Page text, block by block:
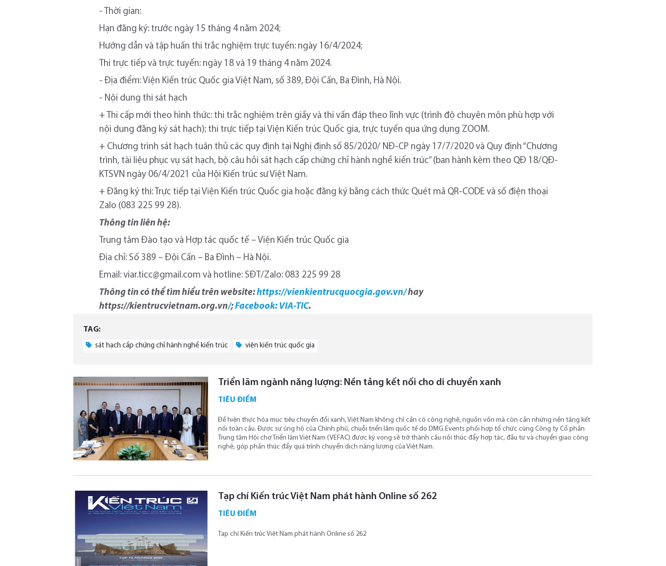
- Thời gian:
Hạn đăng ký: trước ngày 15 tháng 4 năm 2024;
Hướng dẫn và tập huấn thi trắc nghiệm trực tuyến: ngày 16/4/2024;
Thi trực tiếp và trực tuyến: ngày 18 và 19 tháng 4 năm 2024.
- Địa điểm: Viện Kiến trúc Quốc gia Việt Nam, số 389, Đội Cấn, Ba Đình, Hà Nội.
- Nội dung thi sát hạch
+ Thi cấp mới theo hình thức: thi trắc nghiệm trên giấy và thi vấn đáp theo lĩnh vực (trình độ chuyên môn phù hợp với
nội dung đăng ký sát hạch); thi trực tiếp tại Viện Kiến trúc Quốc gia, trực tuyến qua ứng dụng ZOOM.
+ Chương trình sát hạch tuân thủ các quy định tại Nghị định số 85/2020/ NĐ-CP ngày 17/7/2020 và Quy định “Chương
trình, tài liệu phục vụ sát hạch, bộ câu hỏi sát hạch cấp chứng chỉ hành nghề kiến trúc” (ban hành kèm theo QĐ 18/QĐ-
KTSVN ngày 06/4/2021 của Hội Kiến trúc sư Việt Nam.
+ Đăng ký thi: Trực tiếp tại Viện Kiến trúc Quốc gia hoặc đăng ký bằng cách thức Quét mã QR-CODE và số điện thoại
Zalo (083 225 99 28).
Thông tin liên hệ:
Trung tâm Đào tạo và Hợp tác quốc tế – Viện Kiến trúc Quốc gia
Địa chỉ: Số 389 – Đội Cấn – Ba Đình – Hà Nội.
Email: viar.ticc@gmail.com và hotline: SĐT/Zalo: 083 225 99 28
Thông tin có thể tìm hiểu trên website:https://vienkientrucquocgia.gov.vn/hay
https://kientrucvietnam.org.vn/;Facebook: VIA-TIC.
TAG:
sát hạch cấp chứng chỉ hành nghề kiến trúc viện kiến trúc quốc gia
Triển lãm ngành năng lượng: Nền tảng kết nối cho di chuyển xanh
TIÊU ĐIỂM
Để hiện thực hóa mục tiêu chuyển đổi xanh, Việt Nam không chỉ cần có công nghệ, nguồn vốn mà còn cần những nền tảng kết
nối toàn cầu. Được sự ủng hộ của Chính phủ, chuỗi triển lãm quốc tế do DMG Events phối hợp tổ chức cùng Công ty Cổ phần
Trung tâm Hội chợ Triển lãm Việt Nam (VEFAC) được kỳ vọng sẽ trở thành cầu nối thúc đẩy hợp tác, đầu tư và chuyển giao công
nghệ, góp phần thúc đẩy quá trình chuyển dịch năng lượng của Việt Nam.
Tạp chí Kiến trúc Việt Nam phát hành Online số 262
TIÊU ĐIỂM
Tạp chí Kiến trúc Việt Nam phát hành Online số 262